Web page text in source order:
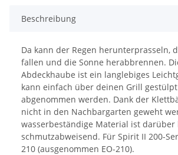
Beschreibung
Da kann der Regen herunterprasseln,
fallen und die Sonne herabbrennen.
Abdeckhaube ist ein langlebiges
kann einfach über deinen Grill
abgenommen werden. Dank der
nicht in den Nachbargarten geweht
wasserbeständige Material ist darüber
schmutzabweisend. Für Spirit II 200-
210 (ausgenommen EO-210).